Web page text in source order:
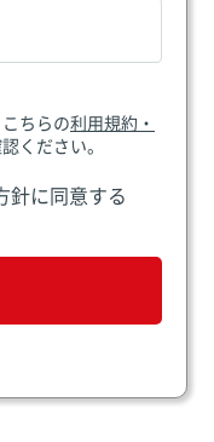
ちらの利用規約・
ください。
針に同意する